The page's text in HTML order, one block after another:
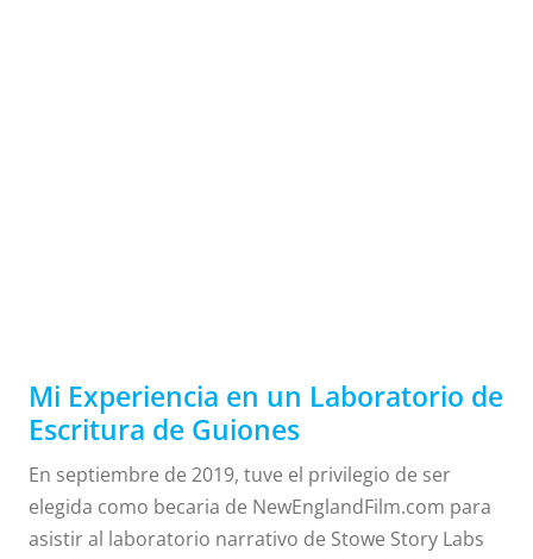
Laboratorio
de
Mi Experiencia en un Laboratorio de
Escritura de Guiones
En septiembre de 2019, tuve el privilegio de ser
elegida como becaria de NewEnglandFilm.com para
asistir al laboratorio narrativo de Stowe Story Labs